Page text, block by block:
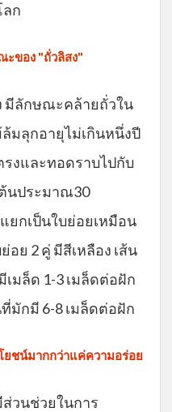
ก
ะของ "ถั่วลิสง"
มีลักษณะคล้ายถั่วใน
มลุกอายุไม่เกินหนึ่งปี
งและทอดราบไปกับ
นประมาณ30
ยกเป็นใบย่อยเหมือน
ย 2 คู่ มีสีเหลือง เส้น
มล็ด 1-3 เมล็ดต่อฝัก
มักมี 6-8 เมล็ดต่อฝัก
ยชน์มากกว่าแค่ความอร่อย
วนช่วยในการ